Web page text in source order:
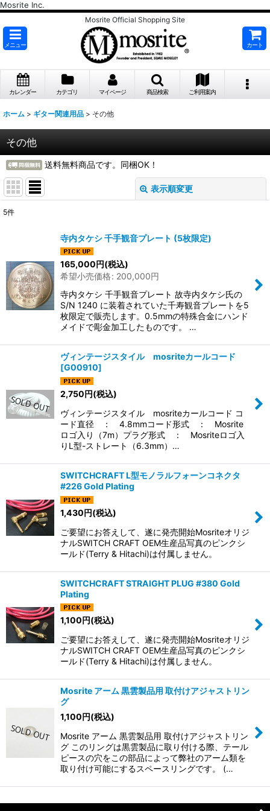
Mosrite Inc.
Mosrite Official Shopping Site
メニュー カート
カレンダー カテゴリ マイページ 商品検索 ご利用案内
ホーム > ギター関連用品 > その他
その他
送料無料商品です。同梱OK！
表示順変更
絞り込む
5件
寺内タケシ 千手観音プレート (5枚限定)
165,000円(税込)
希望小売価格: 200,000円
寺内タケシ 千手観音プレート 故寺内タケシ氏の
S/N 1240 に装着されていた千寿観音プレートを5
枚限定で販売します。0.5mmの特殊合金にハンド
メイドで彫金加工したものです。 …
ヴィンテージスタイル mosriteカールコード
[G00910]
2,750円(税込)
ヴィンテージスタイル mosriteカールコード コ
ード直径 ： 4.8mmコード形式 ： Mosrite
ロゴ入り（7m）プラグ形式 ： Mosriteロゴ入
りL型-ストレート（6.3mm）…
SWITCHCRAFT L型モノラルフォーンコネクタ
#226 Gold Plating
1,430円(税込)
ご要望にお答えして、遂に発売開始Mosriteオリジ
ナルSWITCH CRAFT OEM生産品写真のピンクシ
ールド(Terry & Hitachi)は付属しません。
SWITCHCRAFT STRAIGHT PLUG #380 Gold
Plating
1,100円(税込)
ご要望にお答えして、遂に発売開始Mosriteオリジ
ナルSWITCH CRAFT OEM生産品写真のピンクシ
ールド(Terry & Hitachi)は付属しません。
Mosrite アーム 黒雲製品用 取付けアジャストリン
グ
1,100円(税込)
Mosrite アーム 黒雲製品用 取付けアジャストリン
グ このリングは黒雲製品に取り付ける際、テール
ピースの穴をこの部品によって弊社のアーム類を
取り付け可能にするスペースリングです。 (…